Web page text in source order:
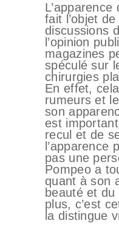
L’apparence
fait l’objet
discussions
l’opinion
magazines
spéculé sur
chirurgies
En effet,
rumeurs et
son
est
recul et de
l’apparence
pas une
Pompeo a
quant à son
beauté et
plus, c’est
la distingue